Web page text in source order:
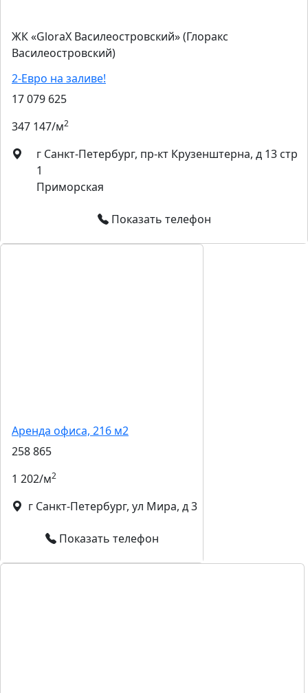
ЖК «GloraX Василеостровский» (Глоракс
Василеостровский)
2-Евро на заливе!
17 079 625
347 147/м2
г Санкт-Петербург, пр-кт Крузенштерна, д 13 стр
1
Приморская
Показать телефон
Аренда офиса, 216 м2
258 865
1 202/м2
г Санкт-Петербург, ул Мира, д 3
Показать телефон